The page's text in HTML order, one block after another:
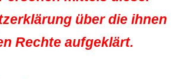
über die ihnen
Rechte aufgeklärt.